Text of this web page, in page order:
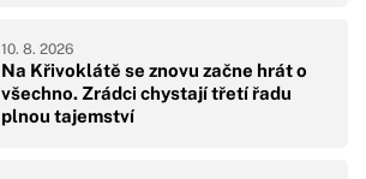
Na Křivoklátě se znovu začne hrát o
všechno. Zrádci chystají třetí řadu
plnou tajemství
10. 8. 2026